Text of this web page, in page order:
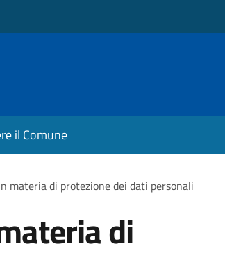
il Comune
materia di protezione dei dati personali
di